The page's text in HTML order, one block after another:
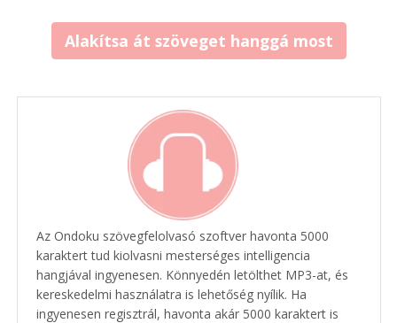
Alakítsa át szöveget hanggá most
Az Ondoku szövegfelolvasó szoftver havonta 5000
karaktert tud kiolvasni mesterséges intelligencia
hangjával ingyenesen. Könnyedén letölthet MP3-at, és
kereskedelmi használatra is lehetőség nyílik. Ha
ingyenesen regisztrál, havonta akár 5000 karaktert is